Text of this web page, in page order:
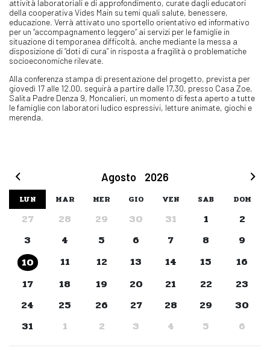
attività laboratoriali e di approfondimento, curate dagli educatori
della cooperativa Vides Main su temi quali salute, benessere,
educazione. Verrà attivato uno sportello orientativo ed informativo
per un “accompagnamento leggero” ai servizi per le famiglie in
situazione di temporanea difficoltà, anche mediante la messa a
disposizione di “doti di cura” in risposta a fragilità o problematiche
socioeconomiche rilevate.
Alla conferenza stampa di presentazione del progetto, prevista per
giovedì 17 alle 12.00, seguirà a partire dalle 17,30, presso Casa Zoe,
Salita Padre Denza 9, Moncalieri, un momento di festa aperto a tutte
le famiglie con laboratori ludico espressivi, letture animate, giochi e
merenda.
Agosto 2026
LUN MAR MER GIO VEN SAB DOM
27 28 29 30 31 1
2
3
4 5 6 7 8
9
10
11 12 13 14 15
16
17
18 19 20 21 22
23
24
25 26 27 28 29
30
31
1 2 3 4 5 6